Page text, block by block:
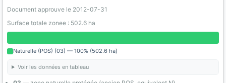
Document approuve le 2012-07-31
Surface totale zonee : 502.6 ha
Naturelle (POS) (03) — 100% (502.6 ha)
Voir les données en tableau